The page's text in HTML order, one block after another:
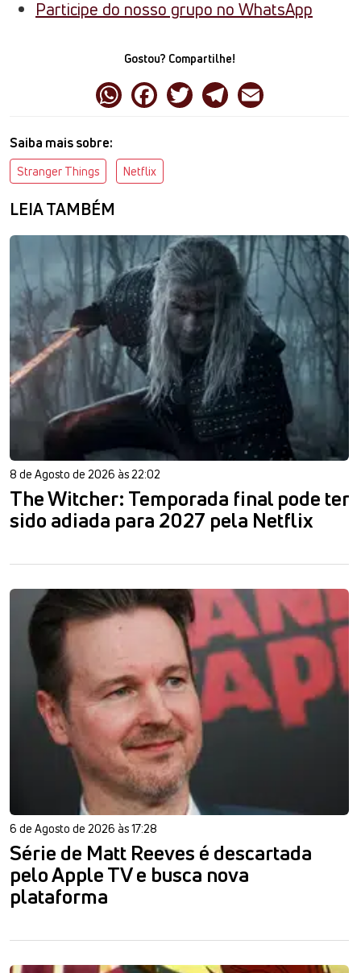
Participe do nosso grupo no WhatsApp
Gostou? Compartilhe!
Saiba mais sobre:
Stranger Things Netflix
LEIA TAMBÉM
8 de Agosto de 2026 às 22:02
The Witcher: Temporada final pode ter
sido adiada para 2027 pela Netflix
6 de Agosto de 2026 às 17:28
Série de Matt Reeves é descartada
pelo Apple TV e busca nova
plataforma